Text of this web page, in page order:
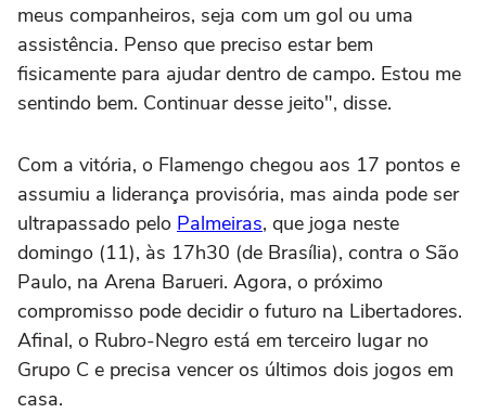
meus companheiros, seja com um gol ou uma
assistência. Penso que preciso estar bem
fisicamente para ajudar dentro de campo. Estou me
sentindo bem. Continuar desse jeito", disse.
Com a vitória, o Flamengo chegou aos 17 pontos e
assumiu a liderança provisória, mas ainda pode ser
ultrapassado pelo Palmeiras, que joga neste
domingo (11), às 17h30 (de Brasília), contra o São
Paulo, na Arena Barueri. Agora, o próximo
compromisso pode decidir o futuro na Libertadores.
Afinal, o Rubro-Negro está em terceiro lugar no
Grupo C e precisa vencer os últimos dois jogos em
casa.